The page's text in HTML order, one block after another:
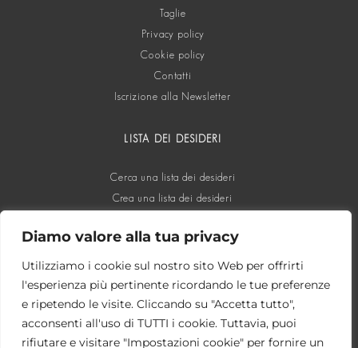
Diamo valore alla tua privacy
Utilizziamo i cookie sul nostro sito Web per offrirti
l'esperienza più pertinente ricordando le tue preferenze
e ripetendo le visite. Cliccando su "Accetta tutto",
acconsenti all'uso di TUTTI i cookie. Tuttavia, puoi
rifiutare e visitare "Impostazioni cookie" per fornire un
Taglie
Privacy policy
Cookie policy
Contatti
Iscrizione alla Newsletter
LISTA DEI DESIDERI
Cerca una lista dei desideri
Crea una lista dei desideri
SOCIAL